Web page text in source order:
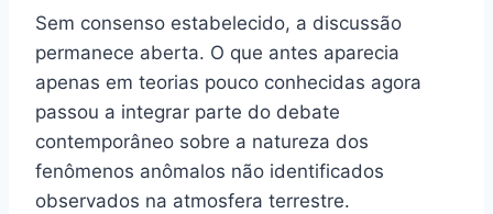
Sem consenso estabelecido, a discussão
permanece aberta. O que antes aparecia
apenas em teorias pouco conhecidas agora
passou a integrar parte do debate
contemporâneo sobre a natureza dos
fenômenos anômalos não identificados
observados na atmosfera terrestre.